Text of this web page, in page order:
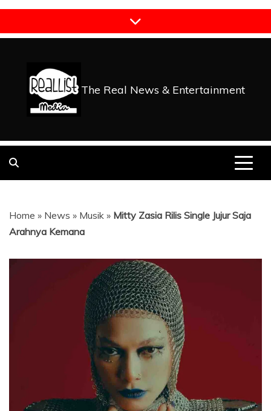
Skip
content
The Real News & Entertainment
Home » News » Musik » Mitty Zasia Rilis Single Jujur Saja
Arahnya Kemana